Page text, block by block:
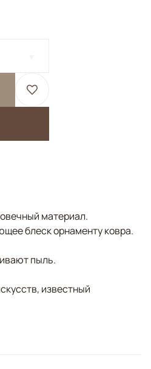
материал.
блеск орнаменту ковра.
пыль.
известный